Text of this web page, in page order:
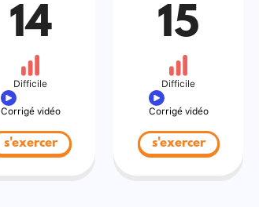
14
Difficile
Corrigé vidéo
s'exercer
15
Difficile
Corrigé vidéo
s'exercer